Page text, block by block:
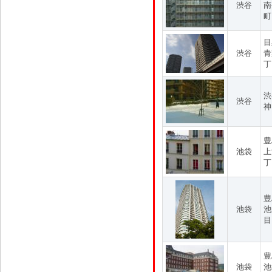
渋谷
渋谷
渋谷
池袋
池袋
目
池袋